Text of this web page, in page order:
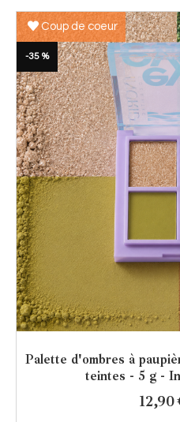
Coup de coeur
-35 %
Palette d'ombres à
teintes - 5 g -
12,90